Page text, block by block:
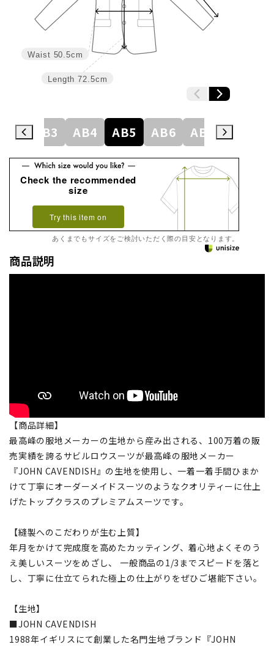
Length 72.5cm
Waist 50.5cm
A8 AB3 AB4 AB5 AB6 AB7 AB8
Check the recommended
size
Try this item on
あくまでもサイズをご検討いただく際の目安となります。
商品説明
【商品詳細】
最高峰の服地メーカーの生地から産み出される、100万着の販
売実績を誇るサビルロウスーツが最高峰の服地メーカー
『JOHN CAVENDISH』の生地を使用し、一着一着手間ひまか
けて丁寧にオーダーメイドスーツのようなクオリティーに仕上
げたトップクラスのプレミアムスーツです。
【縫製へのこだわりが生む上質】
年月をかけて完成度を高めたカッティング、着心地よくそのう
え美しいスーツをめざし、 一般商品の1/3までスピードを落と
し、丁寧に仕立てられた極上の仕上がりをぜひご堪能下さい。
【生地】
■JOHN CAVENDISH
1988年イギリスにて創業した名門生地ブランド『JOHN